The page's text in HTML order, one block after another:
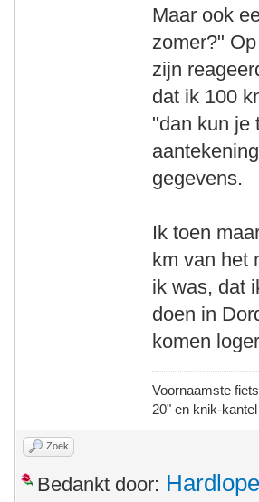
Maar ook
zomer?"
zijn
dat ik 100
"dan kun je
gegevens.
Ik toen
km van het
ik was, dat
doen in
komen
Voornaamste
20" en knik-
Zoek
Bedankt door: